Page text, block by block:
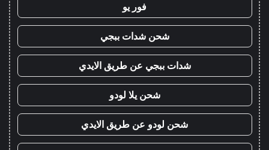
فور يو
شحن شدات ببجي
شدات ببجي عن طريق الايدي
شحن يلا لودو
شحن لودو عن طريق الايدي